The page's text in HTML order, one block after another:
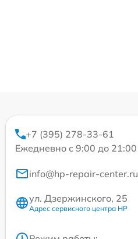
+7 (395) 278-33-61
Ежедневно с 9:00 до 21:00
info@hp-repair-center.ru
ул. Дзержинского, 25
Адрес сервисного центра HP